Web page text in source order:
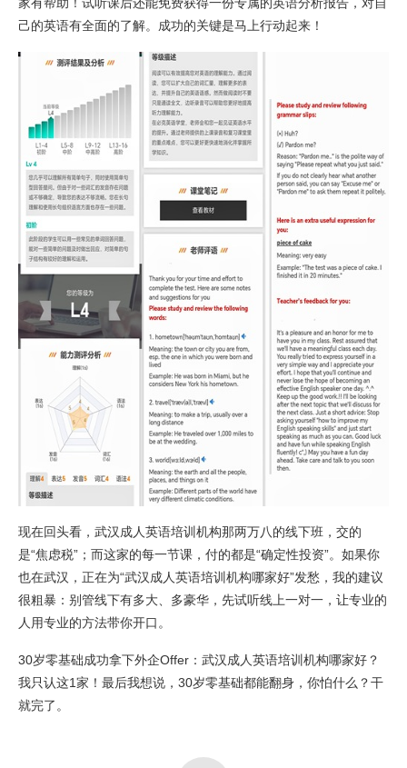
己的英语有全面的了解。成功的关键是马上行动起来！
现在回头看，武汉成人英语培训机构那两万八的线下班，交的
是“焦虑税”；而这家的每一节课，付的都是“确定性投资”。如果你
也在武汉，正在为“武汉成人英语培训机构哪家好”发愁，我的建议
很粗暴：别管线下有多大、多豪华，先试听线上一对一，让专业的
人用专业的方法带你开口。
30岁零基础成功拿下外企Offer：武汉成人英语培训机构哪家好？
我只认这1家！最后我想说，30岁零基础都能翻身，你怕什么？干
就完了。